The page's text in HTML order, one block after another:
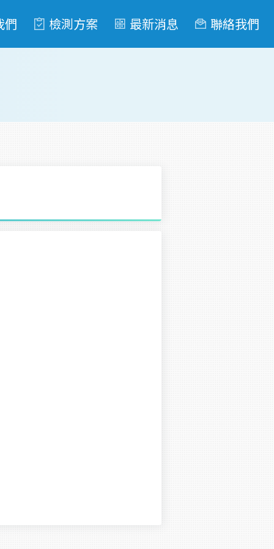
們 檢測方案 最新消息 聯絡我們